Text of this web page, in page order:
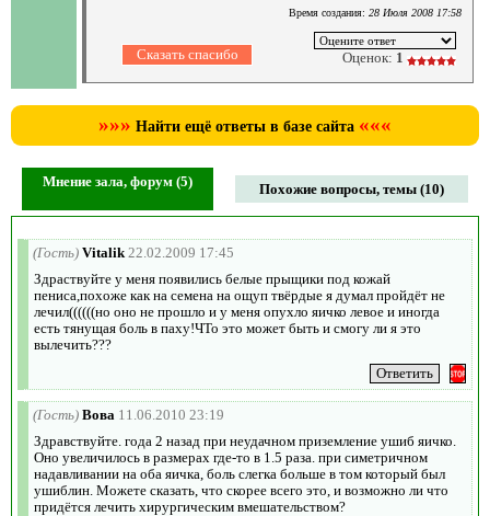
Время создания: 28 Июля 2008 17:58
Оценок: 1
»»» Найти ещё ответы в базе сайта «««
Мнение зала, форум (5) Похожие вопросы, темы (10)
(Гость) Vitalik 22.02.2009 17:45
Здраствуйте у меня появились белые прыщики под кожай
пениса,похоже как на семена на ощуп твёрдые я думал пройдёт не
лечил((((((но оно не прошло и у меня опухло яичко левое и иногда
есть тянущая боль в паху!ЧТо это может быть и смогу ли я это
вылечить???
(Гость) Вова 11.06.2010 23:19
Здравствуйте. года 2 назад при неудачном приземление ушиб яичко.
Оно увеличилось в размерах где-то в 1.5 раза. при симетричном
надавливании на оба яичка, боль слегка больше в том который был
ушиблин. Можете сказать, что скорее всего это, и возможно ли что
придётся лечить хирургическим вмешательством?